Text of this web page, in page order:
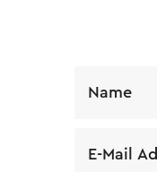
Name
E-Mail